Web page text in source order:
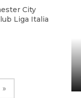
City
Liga Italia
»